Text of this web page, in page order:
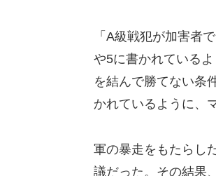
「A級戦犯が加害者
や5に書かれている
を結んで勝てない条
かれているように、
軍の暴走をもたらし
議だった。その結果